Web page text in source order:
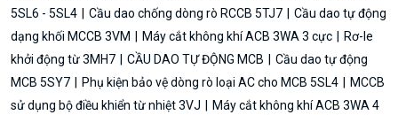
5SL6 - 5SL4
Cầu dao chống dòng rò RCCB 5TJ7
Cầu dao tự động
dạng khối MCCB 3VM
Máy cắt không khí ACB 3WA 3 cực
Rơ-le
khởi động từ 3MH7
CẦU DAO TỰ ĐỘNG MCB
Cầu dao tự động
MCB 5SY7
Phụ kiện bảo vệ dòng rò loại AC cho MCB 5SL4
MCCB
sử dụng bộ điều khiển từ nhiệt 3VJ
Máy cắt không khí ACB 3WA 4